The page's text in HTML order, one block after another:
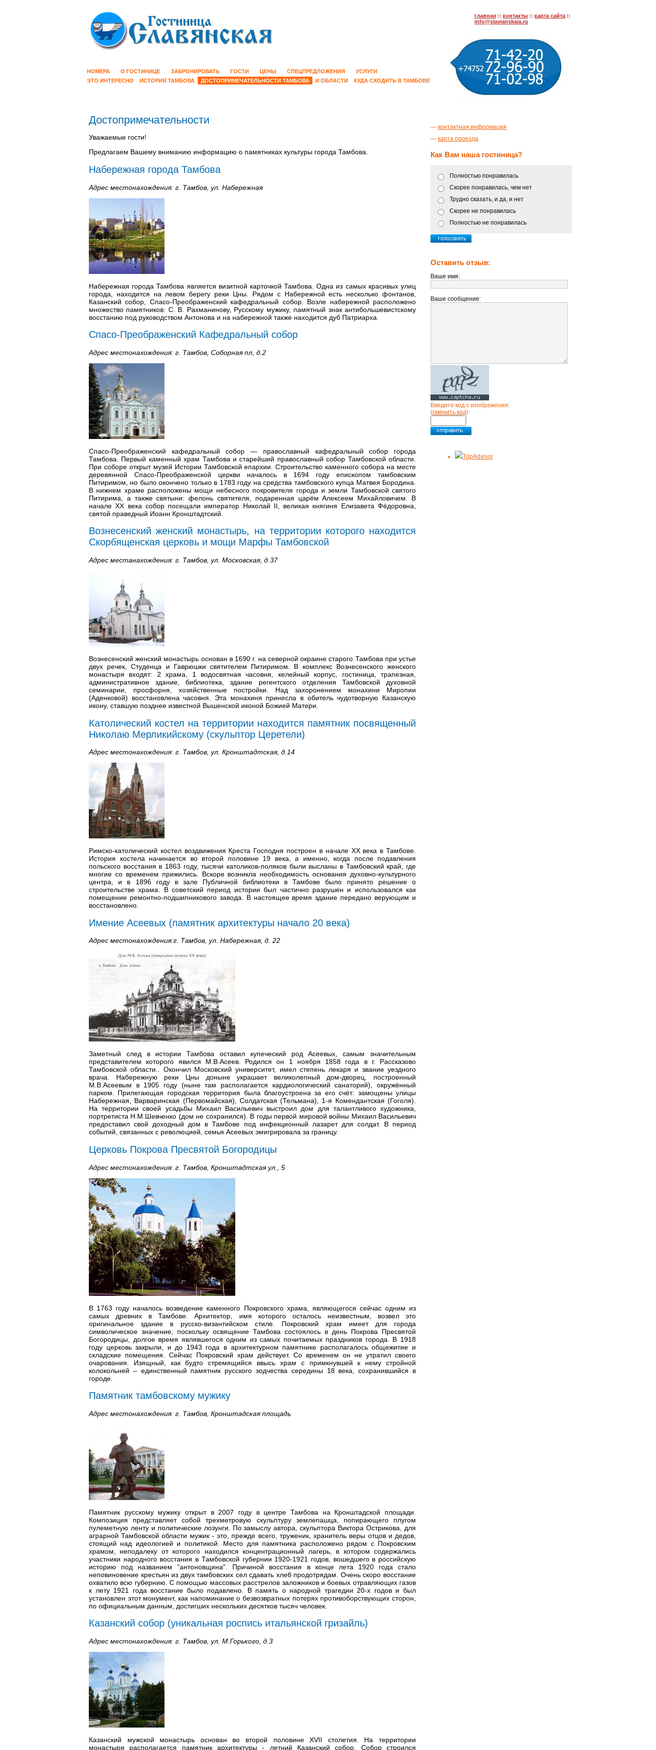
НОМЕРА О ГОСТИНИЦЕ ЗАБРОНИРОВАТЬ ГОСТИ ЦЕНЫ СПЕЦПРЕДЛОЖЕНИЯ
УСЛУГИ
ЭТО ИНТЕРЕСНО
ИСТОРИЯ ТАМБОВА ДОСТОПРИМЕЧАТЕЛЬНОСТИ ТАМБОВА И ОБЛАСТИ КУДА СХОДИТЬ В ТАМБОВЕ
главная :: контакты :: карта сайта ::
info@slavianskaia.ru
Достопримечательности
Уважаемые гости!
Предлагаем Вашему вниманию информацию о памятниках культуры города Тамбова.
Набережная города Тамбова
Адрес местонахождения: г. Тамбов, ул. Набережная
Набережная города Тамбова является визитной карточкой Тамбова. Одна из самых красивых улиц
города, находится на левом берегу реки Цны. Рядом с Набережной есть несколько фонтанов,
Казанский собор, Спасо-Преображенский кафедральный собор. Возле набережной расположено
множество памятников: С. В. Рахманинову, Русскому мужику, памятный знак антибольшевистскому
восстанию под руководством Антонова и на набережной также находится дуб Патриарха.
Спасо-Преображенский Кафедральный собор
Адрес местонахождения: г. Тамбов, Соборная пл, д.2
Спасо-Преображенский кафедральный собор — православный кафедральный собор города
Тамбова. Первый каменный храм Тамбова и старейший православный собор Тамбовской области.
При соборе открыт музей Истории Тамбовской епархии. Строительство каменного собора на месте
деревянной Спасо-Преображенской церкви началось в 1694 году епископом тамбовским
Питиримом, но было окончено только в 1783 году на средства тамбовского купца Матвея Бородина.
В нижнем храме расположены мощи небесного покровителя города и земли Тамбовской святого
Питирима, а также святыни: фелонь святителя, подаренная царём Алексеем Михайловичем. В
начале XX века собор посещали император Николай II, великая княгиня Елизавета Фёдоровна,
святой праведный Иоанн Кронштадтский.
Вознесенский женский монастырь, на территории которого находится
Скорбященская церковь и мощи Марфы Тамбовской
Адрес местанахождения: г. Тамбов, ул. Московская, д.37
Вознесенский женский монастырь основан в 1690 г. на северной окраине старого Тамбова при устье
двух речек, Студенца и Гаврюшки святителем Питиримом. В комплекс Вознесенского женского
монастыря входят: 2 храма, 1 водосвятная часовня, келейный корпус, гостиница, трапезная,
административное здание, библиотека, здание регентского отделения Тамбовской духовной
семинарии, просфорня, хозяйственные постройки. Над захоронением монахини Миропии
(Аденковой) восстановлена часовня. Эта монахиня принесла в обитель чудотворную Казанскую
икону, ставшую позднее известной Вышенской иконой Божией Матери.
Католический костел на территории находится памятник посвященный
Николаю Мерликийскому (скульптор Церетели)
Адрес местонахождения: г. Тамбов, ул. Кронштадтская, д.14
Римско-католический костел воздвижения Креста Господня построен в начале XX века в Тамбове.
История костела начинается во второй половине 19 века, а именно, когда после подавления
польского восстания в 1863 году, тысячи католиков-поляков были высланы в Тамбовский край, где
многие со временем прижились. Вскоре возникла необходимость основания духовно-культурного
центра, и в 1896 году в зале Публичной библиотеки в Тамбове было принято решение о
строительстве храма. В советский период истории был частично разрушен и использовался как
помещение ремонтно-подшипникового завода. В настоящее время здание передано верующим и
восстановлено.
Имение Асеевых (памятник архитектуры начало 20 века)
Адрес местонахождения:г. Тамбов, ул. Набережная, д. 22
Заметный след в истории Тамбова оставил купеческий род Асеевых, самым значительным
представителем которого явился М.В.Асеев. Родился он 1 ноября 1858 года в г. Рассказово
Тамбовской области.. Окончил Московский университет, имел степень лекаря и звание уездного
врача. Набережную реки Цны доныне украшает великолепный дом-дворец, построенный
М.В.Асеевым в 1905 году (ныне там располагается кардиологический санаторий), окружённый
парком. Прилегающая городская территория была благоустроена за его счёт: замощены улицы
Набережная, Варваринская (Первомайская), Солдатская (Тельмана), 1-я Комендантская (Гоголя).
На территории своей усадьбы Михаил Васильевич выстроил дом для талантливого художника,
портретиста Н.М.Шевченко (дом не сохранился). В годы первой мировой войны Михаил Васильевич
предоставил свой доходный дом в Тамбове под инфекционный лазарет для солдат. В период
событий, связанных с революцией, семья Асеевых эмигрировала за границу.
Церковь Покрова Пресвятой Богородицы
Адрес местонахождения: г. Тамбов, Кронштадтская ул., 5
В 1763 году началось возведение каменного Покровского храма, являющегося сейчас одним из
самых древних в Тамбове. Архитектор, имя которого осталось неизвестным, возвел это
оригинальное здание в русско-византийском стиле. Покровский храм имеет для города
символическое значение, поскольку освящение Тамбова состоялось в день Покрова Пресвятой
Богородицы, долгое время являвшегося одним из самых почитаемых праздников города. В 1918
году церковь закрыли, и до 1943 года в архитектурном памятнике располагалось общежитие и
складские помещения. Сейчас Покровский храм действует. Со временем он не утратил своего
очарования. Изящный, как будто стремящийся ввысь храм с примкнувшей к нему стройной
колокольней – единственный памятник русского зодчества середины 18 века, сохранившийся в
городе.
Памятник тамбовскому мужику
Адрес местонахождения: г. Тамбов, Кронштадская площадь
Памятник русскому мужику открыт в 2007 году в центре Тамбова на Кронштадской площади.
Композиция представляет собой трехметровую скульптуру землепашца, попирающего плугом
пулеметную ленту и политические лозунги. По замыслу автора, скульптора Виктора Острикова, для
аграрной Тамбовской области мужик - это, прежде всего, труженик, хранитель веры отцов и дедов,
стоящий над идеологией и политикой. Место для памятника расположено рядом с Покровским
храмом, неподалеку от которого находился концентрационный лагерь, в котором содержались
участники народного восстания в Тамбовской губернии 1920-1921 годов, вошедшего в российскую
историю под названием "антоновщина". Причиной восстания в конце лета 1920 года стало
неповиновение крестьян из двух тамбовских сел сдавать хлеб продотрядам. Очень скоро восстание
охватило всю губернию. С помощью массовых расстрелов заложников и боевых отравляющих газов
к лету 1921 года восстание было подавлено. В память о народной трагедии 20-х годов и был
установлен этот монумент, как напоминание о безвозвратных потерях противоборствующих сторон,
по официальным данным, достигших нескольких десятков тысяч человек.
Казанский собор (уникальная роспись итальянской гризайль)
Адрес местонахождения: г. Тамбов, ул. М.Горького, д.3
Казанский мужской монастырь основан во второй половине XVII столетия. На территории
монастыря располагается памятник архитектуры - летний Казанский собор. Собор строился
— контактная информация
— карта проезда
Как Вам наша гостиница?
Полностью понравилась
Скорее понравилась, чем нет
Трудно сказать, и да, и нет
Скорее не понравилась
Полностью не понравилась
Оставить отзыв:
Ваше имя:
Ваше сообщение:
Введите код с изображения:
(сменить код)